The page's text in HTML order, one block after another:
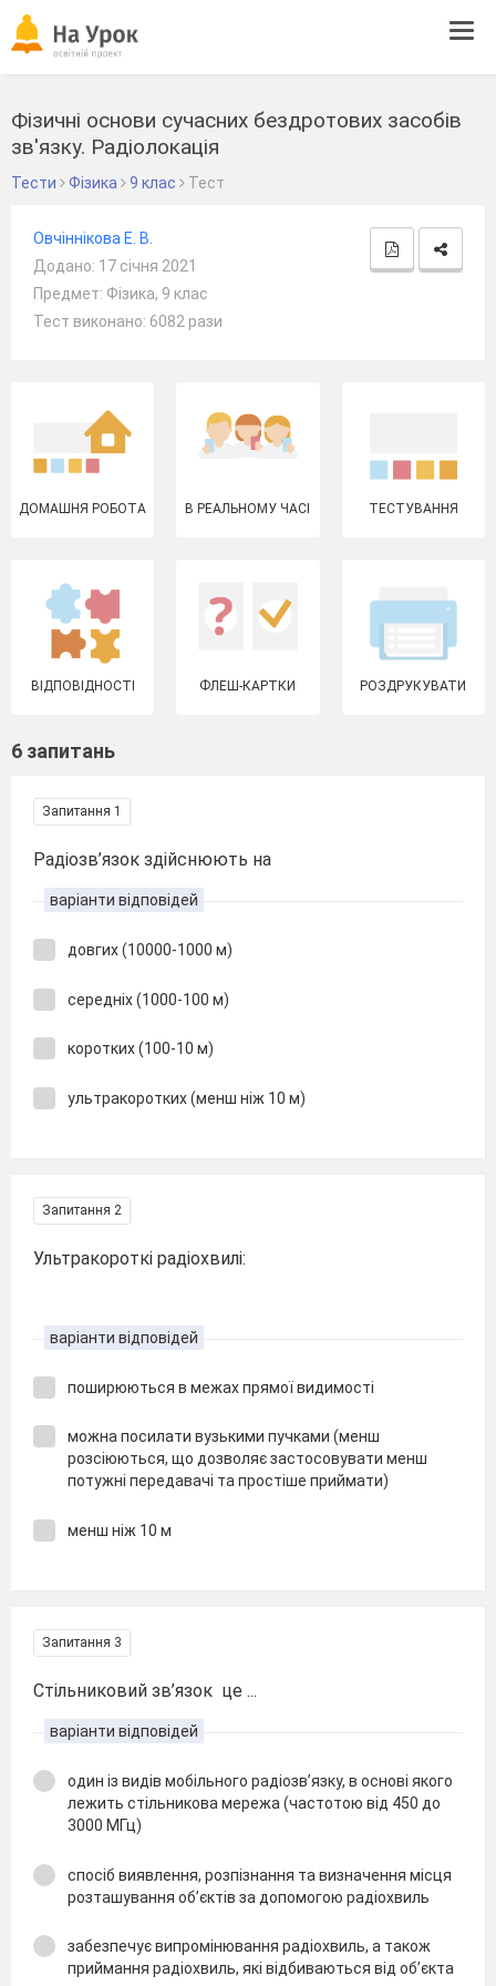
Фізичні основи сучасних бездротових засобів
зв'язку. Радіолокація
Тести Фізика 9 клас Тест
Овчіннікова Е. В.
Додано: 17 січня 2021
Предмет: Фізика, 9 клас
Тест виконано: 6082 рази
ДОМАШНЯ РОБОТА В РЕАЛЬНОМУ ЧАСІ ТЕСТУВАННЯ
ВІДПОВІДНОСТІ ФЛЕШ-КАРТКИ РОЗДРУКУВАТИ
6 запитань
Запитання 1
Радіозв’язок здійснюють на
варіанти відповідей
довгих (10000-1000 м)
середніх (1000-100 м)
коротких (100-10 м)
ультракоротких (менш ніж 10 м)
Запитання 2
Ультракороткі радіохвилі:
варіанти відповідей
поширюються в межах прямої видимості
можна посилати вузькими пучками (менш
розсіюються, що дозволяє застосовувати менш
потужні передавачі та простіше приймати)
менш ніж 10 м
Запитання 3
Стільниковий зв’язок це ...
варіанти відповідей
один із видів мобільного радіозв’язку, в основі якого
лежить стільникова мережа (частотою від 450 до
3000 МГц)
спосіб виявлення, розпізнання та визначення місця
розташування об’єктів за допомогою радіохвиль
забезпечує випромінювання радіохвиль, а також
приймання радіохвиль, які відбиваються від об’єкта